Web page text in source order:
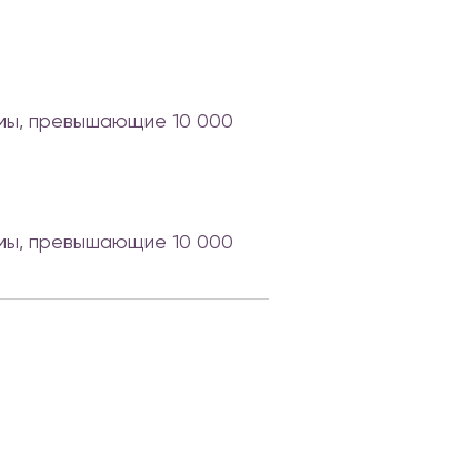
превышающие 10 000
превышающие 10 000